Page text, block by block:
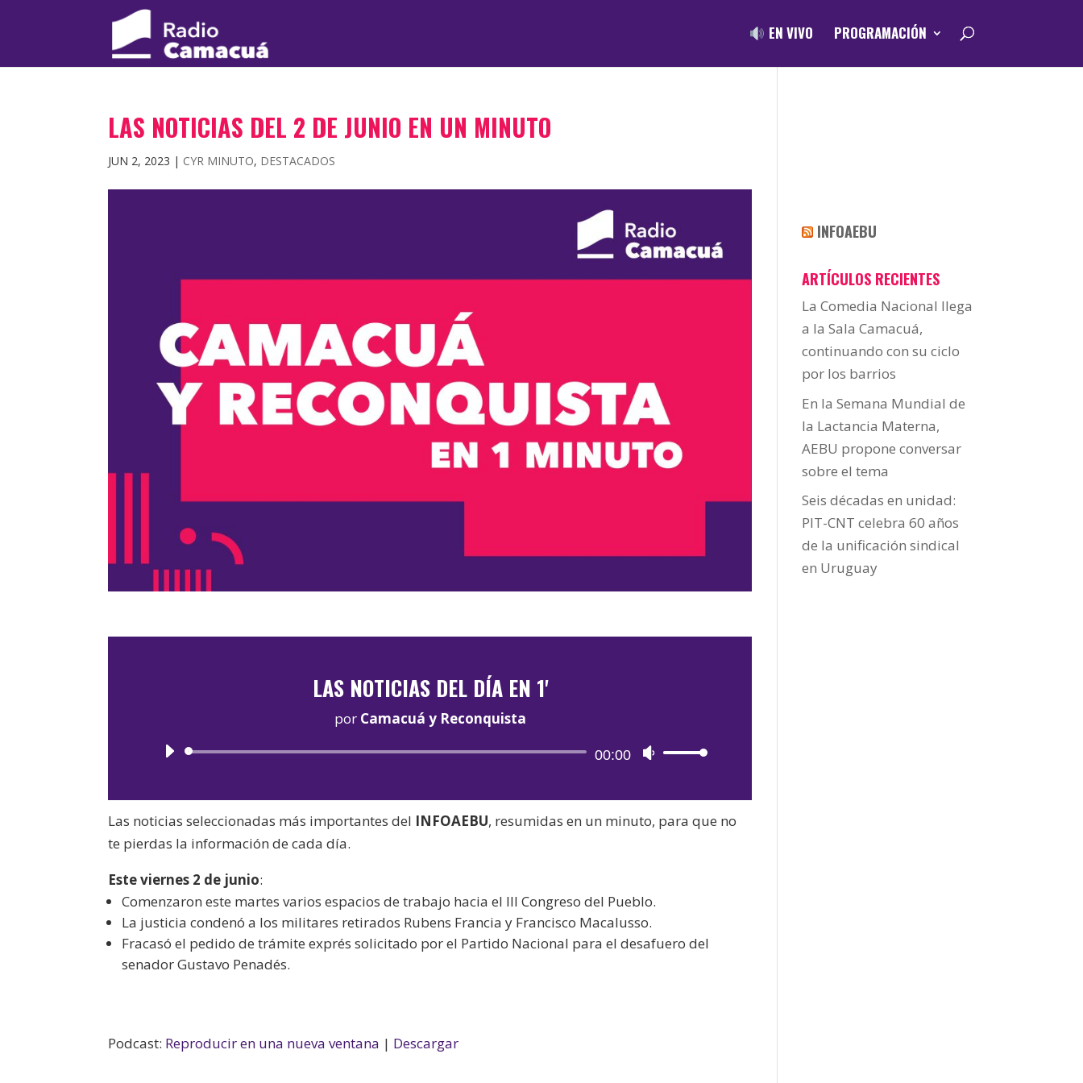
EN VIVO PROGRAMACIÓN
LAS NOTICIAS DEL 2 DE JUNIO EN UN MINUTO
JUN 2, 2023 | CYR MINUTO, DESTACADOS
LAS NOTICIAS DEL DÍA EN 1'
por Camacuá y Reconquista
Reproductor
audio
00:00
Utiliza
teclas
de
Las noticias seleccionadas más importantes del INFOAEBU, resumidas en un minuto, para que no
te pierdas la información de cada día.
Este viernes 2 de junio:
Comenzaron este martes varios espacios de trabajo hacia el III Congreso del Pueblo.
La justicia condenó a los militares retirados Rubens Francia y Francisco Macalusso.
Fracasó el pedido de trámite exprés solicitado por el Partido Nacional para el desafuero del
senador Gustavo Penadés.
Podcast: Reproducir en una nueva ventana | Descargar
INFOAEBU
ARTÍCULOS RECIENTES
La Comedia Nacional llega
a la Sala Camacuá,
continuando con su ciclo
por los barrios
En la Semana Mundial de
la Lactancia Materna,
AEBU propone conversar
sobre el tema
Seis décadas en unidad:
PIT-CNT celebra 60 años
de la unificación sindical
en Uruguay